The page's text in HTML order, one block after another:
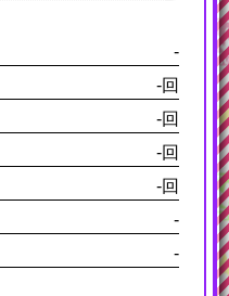
-
-回
-回
-回
-回
-
-